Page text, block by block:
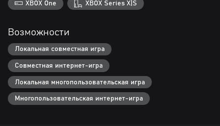
XBOX One XBOX Series X|S
Возможности
Локальная совместная игра
Совместная интернет-игра
Локальная многопользовательская игра
Многопользовательская интернет-игра